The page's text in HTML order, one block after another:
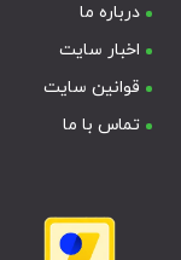
درباره ما
اخبار سایت
قوانین سایت
تماس با ما